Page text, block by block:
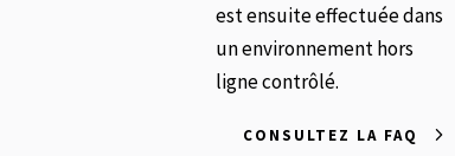
est ensuite effectuée dans
un environnement hors
ligne contrôlé.
CONSULTEZ LA FAQ